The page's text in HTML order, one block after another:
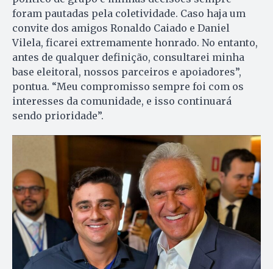
foram pautadas pela coletividade. Caso haja um
convite dos amigos Ronaldo Caiado e Daniel
Vilela, ficarei extremamente honrado. No entanto,
antes de qualquer definição, consultarei minha
base eleitoral, nossos parceiros e apoiadores”,
pontua. “Meu compromisso sempre foi com os
interesses da comunidade, e isso continuará
sendo prioridade”.